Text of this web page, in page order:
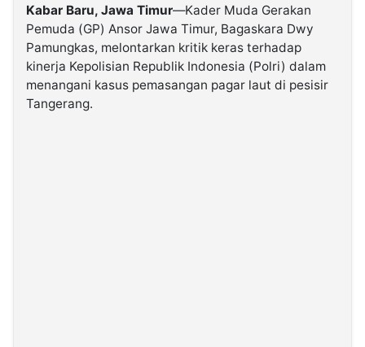
Kabarbaru.co
2026
Kabar Baru, Jawa Timur—Kader Muda Gerakan
Pemuda (GP) Ansor Jawa Timur, Bagaskara Dwy
Pamungkas, melontarkan kritik keras terhadap
kinerja Kepolisian Republik Indonesia (Polri) dalam
menangani kasus pemasangan pagar laut di pesisir
Tangerang.